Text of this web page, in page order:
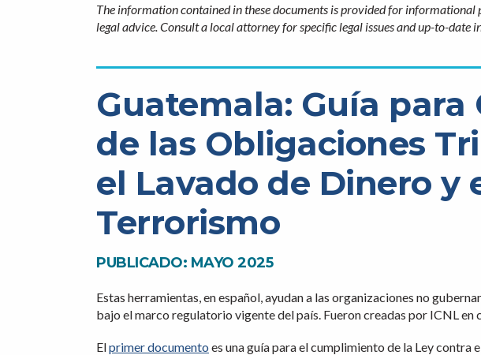
The information contained in these documents is provided for informational
legal advice. Consult a local attorney for specific legal issues and up-to-date
Guatemala: Guía
de las Obligaciones
el Lavado de Dinero y
Terrorismo
PUBLICADO: MAYO 2025
Estas herramientas, en español, ayudan a las organizaciones no
bajo el marco regulatorio vigente del país. Fueron creadas por ICNL
Elprimer documento es una guía para el cumplimiento de la Ley